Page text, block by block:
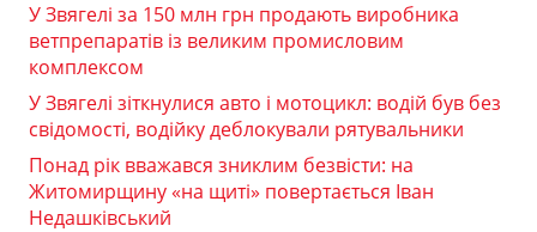
У Звягелі за 150 млн грн продають виробника
ветпрепаратів із великим промисловим
комплексом
У Звягелі зіткнулися авто і мотоцикл: водій був без
свідомості, водійку деблокували рятувальники
Понад рік вважався зниклим безвісти: на
Житомирщину «на щиті» повертається Іван
Недашківський